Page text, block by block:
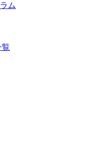
ム
覧